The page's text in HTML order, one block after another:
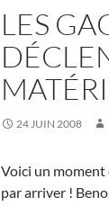
LES
24 JUIN 2008
Voici un moment
par arriver !